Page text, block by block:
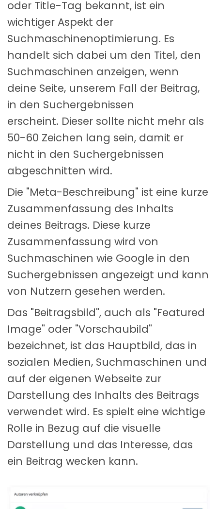
oder Title-Tag bekannt, ist ein
wichtiger Aspekt der
Suchmaschinenoptimierung. Es
handelt sich dabei um den Titel, den
Suchmaschinen anzeigen, wenn
deine Seite, unserem Fall der Beitrag,
in den Suchergebnissen
erscheint. Dieser sollte nicht mehr als
50-60 Zeichen lang sein, damit er
nicht in den Suchergebnissen
abgeschnitten wird.
Die "Meta-Beschreibung" ist eine kurze
Zusammenfassung des Inhalts
deines Beitrags. Diese kurze
Zusammenfassung wird von
Suchmaschinen wie Google in den
Suchergebnissen angezeigt und kann
von Nutzern gesehen werden.
Das "Beitragsbild", auch als "Featured
Image" oder "Vorschaubild"
bezeichnet, ist das Hauptbild, das in
sozialen Medien, Suchmaschinen und
auf der eigenen Webseite zur
Darstellung des Inhalts des Beitrags
verwendet wird. Es spielt eine wichtige
Rolle in Bezug auf die visuelle
Darstellung und das Interesse, das
ein Beitrag wecken kann.